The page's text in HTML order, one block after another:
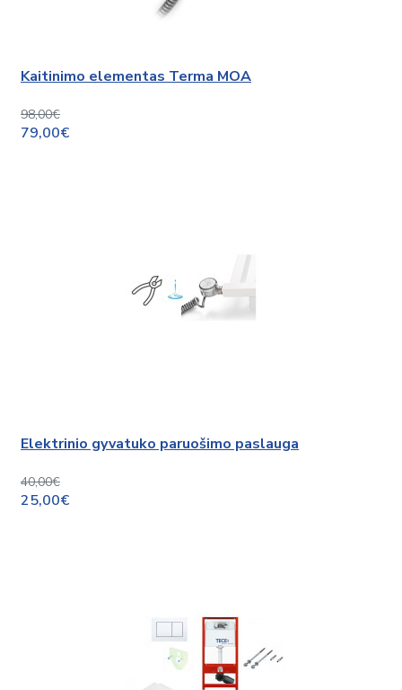
Kaitinimo elementas Terma MOA
98,00€
79,00€
Elektrinio gyvatuko paruošimo paslauga
40,00€
25,00€